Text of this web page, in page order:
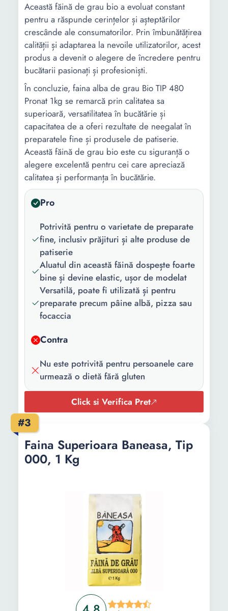
Această făină de grau bio a evoluat constant
pentru a răspunde cerințelor și așteptărilor
crescânde ale consumatorilor. Prin îmbunătățirea
calității și adaptarea la nevoile utilizatorilor, acest
produs a devenit o alegere de încredere pentru
bucătarii pasionați și profesioniști.
În concluzie, faina alba de grau Bio TIP 480
Pronat 1kg se remarcă prin calitatea sa
superioară, versatilitatea în bucătărie și
capacitatea de a oferi rezultate de neegalat în
preparatele fine și produsele de patiserie.
Această făină de grau bio este cu siguranță o
alegere excelentă pentru cei care apreciază
calitatea și performanța în bucătărie.
Pro
Potrivită pentru o varietate de preparate
fine, inclusiv prăjituri și alte produse de
patiserie
Aluatul din această făină dospește foarte
bine și devine elastic, ușor de modelat
Versatilă, poate fi utilizată și pentru
preparate precum pâine albă, pizza sau
focaccia
Contra
Nu este potrivită pentru persoanele care
urmează o dietă fără gluten
Click si Verifica Pret
#3
Faina Superioara Baneasa, Tip
000, 1 Kg